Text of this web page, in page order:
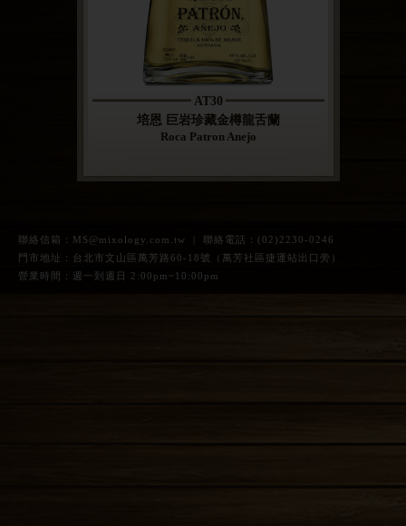
AT30
培恩 巨岩珍藏金樽龍舌蘭
Roca Patron Anejo
聯絡信箱： MS@mixology.com.tw | 聯絡電話：(02)2230-0246
門市地址：台北市文山區萬芳路60-18號（萬芳社區捷運站出口旁）
營業時間：週一到週日 2:00pm~10:00pm